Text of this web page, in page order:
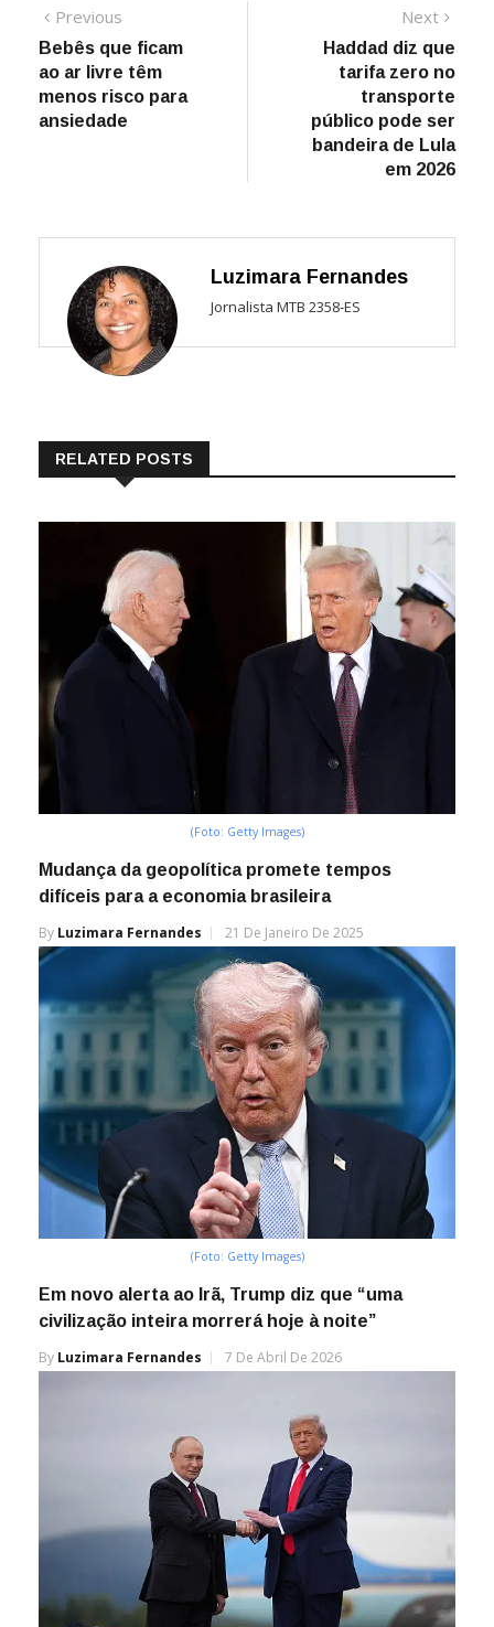
Navegação
de
Post
Previous
post:
Bebês que ficam
ao ar livre têm
menos risco para
ansiedade
Next
Haddad diz que
tarifa zero no
transporte
público pode ser
bandeira de Lula
em 2026
Luzimara Fernandes
Jornalista MTB 2358-ES
RELATED POSTS
(Foto: Getty Images)
Mudança da geopolítica promete tempos
difíceis para a economia brasileira
By Luzimara Fernandes 21 De Janeiro De 2025
(Foto: Getty Images)
Em novo alerta ao Irã, Trump diz que “uma
civilização inteira morrerá hoje à noite”
By Luzimara Fernandes 7 De Abril De 2026